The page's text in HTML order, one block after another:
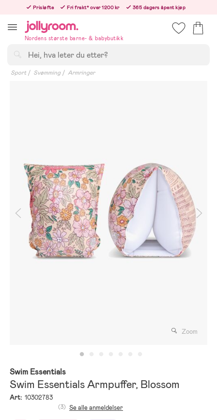
innehållet
Prisløfte Fri frakt* over 1200 kr
365 dagers åpent kjøp
Nordens største barne- & babybutikk
Sport Svømming Armringer
Zoom
Swim Essentials
Swim Essentials Armpuffer, Blossom
Art: 10302783
(3) Se alle anmeldelser